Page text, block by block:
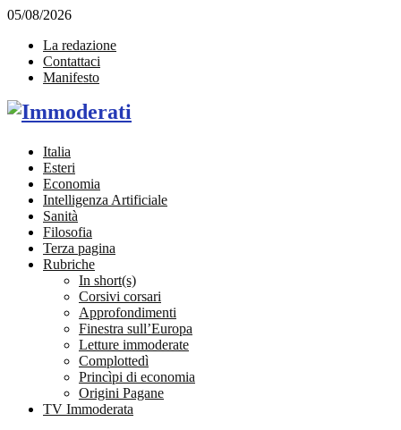
05/08/2026
La redazione
Contattaci
Manifesto
Facebook
Twitter
Instagram
Linkedin
Email
Italia
Esteri
Economia
Intelligenza Artificiale
Sanità
Filosofia
Terza pagina
Rubriche
In short(s)
Corsivi corsari
Approfondimenti
Finestra sull’Europa
Letture immoderate
Complottedì
Princìpi di economia
Origini Pagane
TV Immoderata